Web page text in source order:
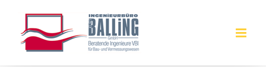
Inhalt
springen